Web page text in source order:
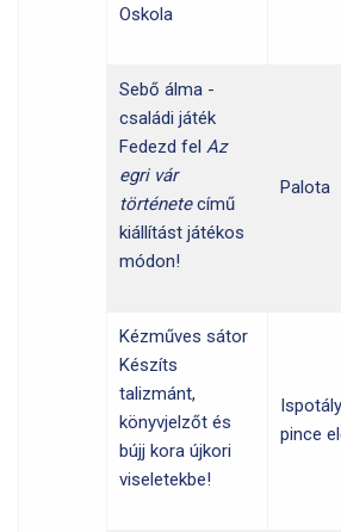
Oskola
Sebő álma -
családi játék
Fedezd fel Az
egri vár
történetecímű
kiállítást játékos
módon!
Palota
Kézműves sátor
Készíts
talizmánt,
könyvjelzőt és
bújj kora újkori
viseletekbe!
Ispotály
pince